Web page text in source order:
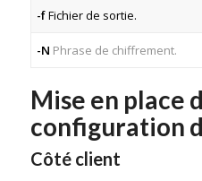
-fFichier de sortie.
-N Phrase de chiffrement.
Mise en place
configuration
Côté client